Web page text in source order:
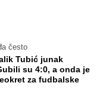
često
Tubić junak
su 4:0, a onda je
za fudbalske